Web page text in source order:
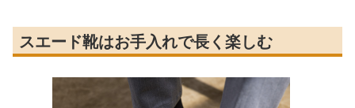
スエード靴はお手入れで長く楽しむ